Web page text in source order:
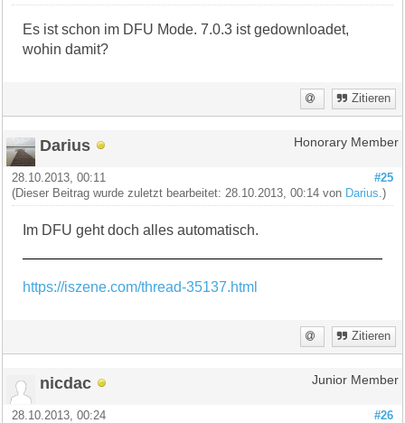
Es ist schon im DFU Mode. 7.0.3 ist gedownloadet,
wohin damit?
Zitieren
Darius Honorary Member
#25
28.10.2013, 00:11
(Dieser Beitrag wurde zuletzt bearbeitet: 28.10.2013, 00:14 von Darius .)
Im DFU geht doch alles automatisch.
https://iszene.com/thread-35137.html
Zitieren
nicdac Junior Member
#26
28.10.2013, 00:24